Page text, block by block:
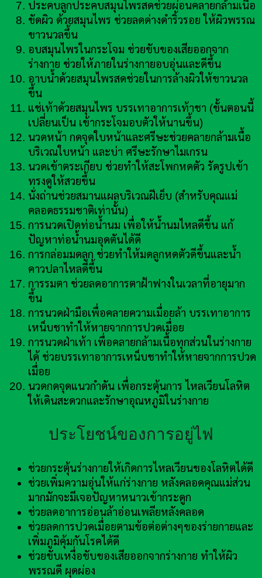
ประคบลูกประคบสมุนไพรสดช่วยผ่อนคลายกล้ามเนื้อ
ขัดผิว ด้วยสมุนไพร ช่วยลดด่างดำริ้วรอย ให้ผิวพรรณ
ขาวนวลขึ้น
อบสมุนไพรในกระโจม ช่วยขับของเสียออกจาก
ร่างกาย ช่วยให้ภายในร่างกายอบอุ่นและดีขึ้น
อาบน้ำด้วยสมุนไพรสดช่วยในการล้างผิวให้ขาวนวล
ขึ้น
แช่เท้าด้วยสมุนไพร บรรเทาอาการเท้าชา (ขั้นตอนนี้
เปลี่ยนเป็น เข้ากระโจมอบตัวให้นานขึ้น)
นวดหน้า กดจุดใบหน้าและศรีษะช่วยคลายกล้ามเนื้อ
บริเวณใบหน้า และบ่า ศรีษะรักษาไมเกรน
นวดเข้าตระเกียบ ช่วยทำให้สะโพกหดตัว รัดรูปเข้า
ทรงดูให้สวยขึ้น
นั่งถ่านช่วยสมานแผลบริเวณฝีเย็บ (สำหรับคุณแม่
คลอดธรรมชาติเท่านั้น)
การนวดเปิดท่อน้ำนม เพื่อให้น้ำนมไหลดีขึ้น แก้
ปัญหาท่อน้ำนมอุดตันได้ดี
การกล่อมมดลูก ช่วยทำให้มดลูกหดตัวดีขึ้นและน้ำ
คาวปลาไหลดีขึ้น
การรมตา ช่วยลดอาการตาฝ้าฟางในเวลาที่อายุมาก
ขึ้น
การนวดฝ่ามือเพื่อคลายความเมื่อยล้า บรรเทาอาการ
เหน็บชาทำให้หายจากการปวดเมื่อย
การนวดฝ่าเท้า เพื่อคลายกล้ามเนื้อทุกส่วนในร่างกาย
ได้ ช่วยบรรเทาอาการเหน็บชาทำให้หายจากการปวด
เมื่อย
นวดกดจุดแนวกำดัน เพื่อกระตุ้นการ ไหลเวียนโลหิต
ให้เดินสะดวกและรักษาอุณหภูมิในร่างกาย
ประโยชน์ของการอยู่ไฟ
ช่วยกระตุ้นร่างกายให้เกิดการไหลเวียนของโลหิตได้ดี
ช่วยเพิ่มความอุ่นให้แก่ร่างกาย หลังคลอดคุณแม่ส่วน
มากมักจะมีเจอปัญหาหนาวเข้ากระดูก
ช่วยลดอาการอ่อนล้าอ่อนเพลียหลังคลอด
ช่วยลดการปวดเมื่อยตามข้อต่อต่างๆของร่ายกายและ
เพิ่มภูมิคุ้มกันโรคได้ดี
ช่วยขับเหงื่อขับของเสียออกจากร่างกาย ทำให้ผิว
พรรณดี ผุดผ่อง